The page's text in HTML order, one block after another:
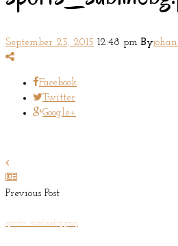
September 23, 2015 12:48 pm By
Facebook
Twitter
Google+
Previous Post
sports_sublinebg.png